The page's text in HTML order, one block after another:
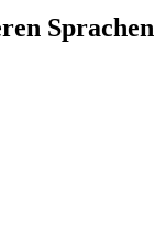
Sprachen